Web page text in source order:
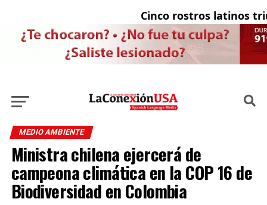
Cinco rostros latinos
MEDIO AMBIENTE
Ministra chilena ejercerá de
campeona climática en la COP 16 de
Biodiversidad en Colombia